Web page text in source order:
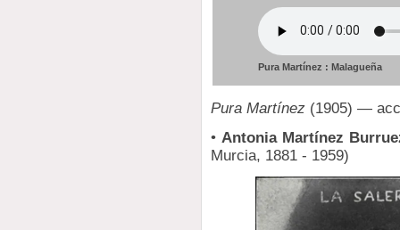
Pura Martínez : Malagueña
Pura Martínez (1905) —
•Antonia Martínez
Murcia, 1881 - 1959)